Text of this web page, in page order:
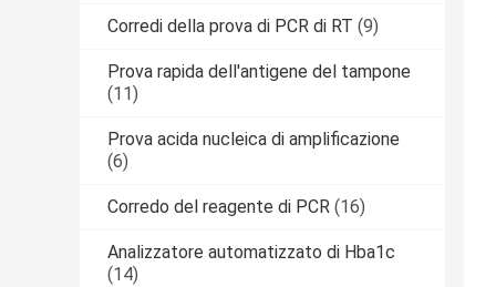
Corredi della prova di PCR di RT (9)
Prova rapida dell'antigene del tampone
(11)
Prova acida nucleica di amplificazione
(6)
Corredo del reagente di PCR (16)
Analizzatore automatizzato di Hba1c
(14)